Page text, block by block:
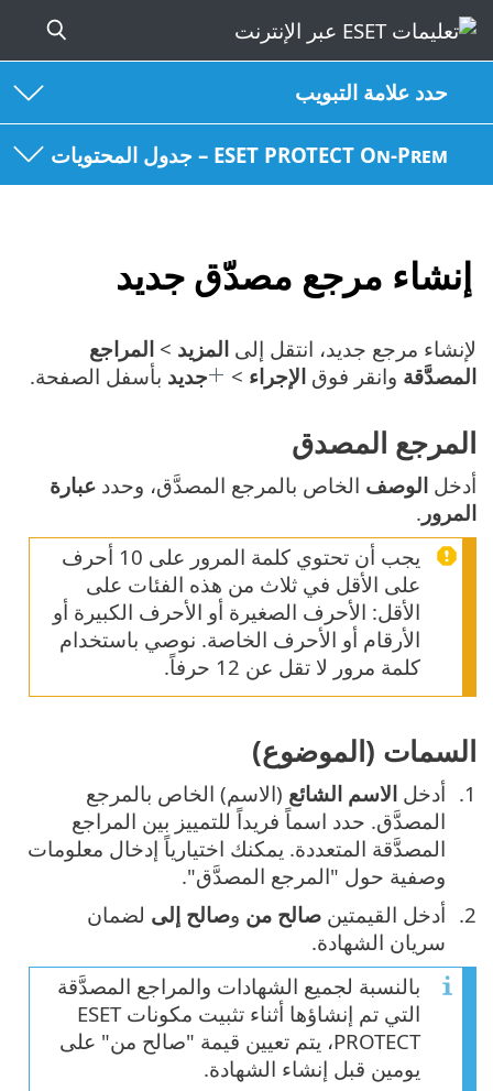
حدد علامة التبويب
ESET PROTECT On-Prem – جدول المحتويات
إنشاء مرجع مصدّق جديد
لإنشاء مرجع جديد، انتقل إلى المزيد > المراجع
المصدَّقة وانقر فوق الإجراء > جديد بأسفل الصفحة.
المرجع المصدق
أدخل الوصف الخاص بالمرجع المصدَّق، وحدد عبارة
المرور .
يجب أن تحتوي كلمة المرور على 10 أحرف
على الأقل في ثلاث من هذه الفئات على
الأقل: الأحرف الصغيرة أو الأحرف الكبيرة أو
الأرقام أو الأحرف الخاصة. نوصي باستخدام
كلمة مرور لا تقل عن 12 حرفاً.
السمات (الموضوع)
أدخل الاسم الشائع (الاسم) الخاص بالمرجع
المصدَّق. حدد اسماً فريداً للتمييز بين المراجع
المصدَّقة المتعددة. يمكنك اختيارياً إدخال معلومات
وصفية حول "المرجع المصدَّق".
أدخل القيمتين صالح من وصالح إلى لضمان
سريان الشهادة.
بالنسبة لجميع الشهادات والمراجع المصدَّقة
التي تم إنشاؤها أثناء تثبيت مكونات ESET
PROTECT، يتم تعيين قيمة "صالح من" على
يومين قبل إنشاء الشهادة.